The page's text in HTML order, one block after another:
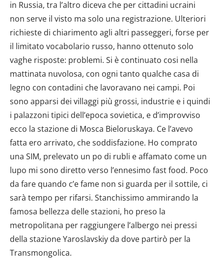
in Russia, tra l’altro diceva che per cittadini ucraini
non serve il visto ma solo una registrazione. Ulteriori
richieste di chiarimento agli altri passeggeri, forse per
il limitato vocabolario russo, hanno ottenuto solo
vaghe risposte: problemi. Si è continuato cosi nella
mattinata nuvolosa, con ogni tanto qualche casa di
legno con contadini che lavoravano nei campi. Poi
sono apparsi dei villaggi più grossi, industrie e i quindi
i palazzoni tipici dell’epoca sovietica, e d’improvviso
ecco la stazione di Mosca Bieloruskaya. Ce l’avevo
fatta ero arrivato, che soddisfazione. Ho comprato
una SIM, prelevato un po di rubli e affamato come un
lupo mi sono diretto verso l’ennesimo fast food. Poco
da fare quando c’e fame non si guarda per il sottile, ci
sarà tempo per rifarsi. Stanchissimo ammirando la
famosa bellezza delle stazioni, ho preso la
metropolitana per raggiungere l’albergo nei pressi
della stazione Yaroslavskiy da dove partirò per la
Transmongolica.